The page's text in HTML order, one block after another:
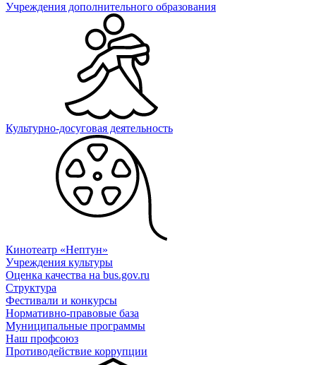
Учреждения дополнительного образования
Культурно-досуговая деятельность
Кинотеатр «Нептун»
Учреждения культуры
Оценка качества на bus.gov.ru
Структура
Фестивали и конкурсы
Нормативно-правовые база
Муниципальные программы
Наш профсоюз
Противодействие коррупции